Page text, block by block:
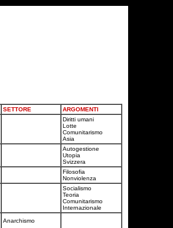
SETTORE ARGOMENTI
Diritti umani
Lotte
Comunitarismo
Asia
Autogestione
Utopia
Svizzera
Filosofia
Nonviolenza
Socialismo
Teoria
Comunitarismo
Internazionale
Anarchismo